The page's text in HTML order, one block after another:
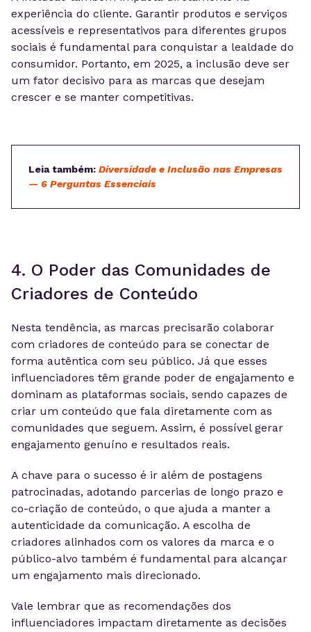
experiência do cliente. Garantir produtos e serviços
acessíveis e representativos para diferentes grupos
sociais é fundamental para conquistar a lealdade do
consumidor. Portanto, em 2025, a inclusão deve ser
um fator decisivo para as marcas que desejam
crescer e se manter competitivas.
Leia também: Diversidade e Inclusão nas Empresas
— 6 Perguntas Essenciais
4. O Poder das Comunidades de
Criadores de Conteúdo
Nesta tendência, as marcas precisarão colaborar
com criadores de conteúdo para se conectar de
forma autêntica com seu público. Já que esses
influenciadores têm grande poder de engajamento e
dominam as plataformas sociais, sendo capazes de
criar um conteúdo que fala diretamente com as
comunidades que seguem. Assim, é possível gerar
engajamento genuíno e resultados reais.
A chave para o sucesso é ir além de postagens
patrocinadas, adotando parcerias de longo prazo e
co-criação de conteúdo, o que ajuda a manter a
autenticidade da comunicação. A escolha de
criadores alinhados com os valores da marca e o
público-alvo também é fundamental para alcançar
um engajamento mais direcionado.
Vale lembrar que as recomendações dos
influenciadores impactam diretamente as decisões